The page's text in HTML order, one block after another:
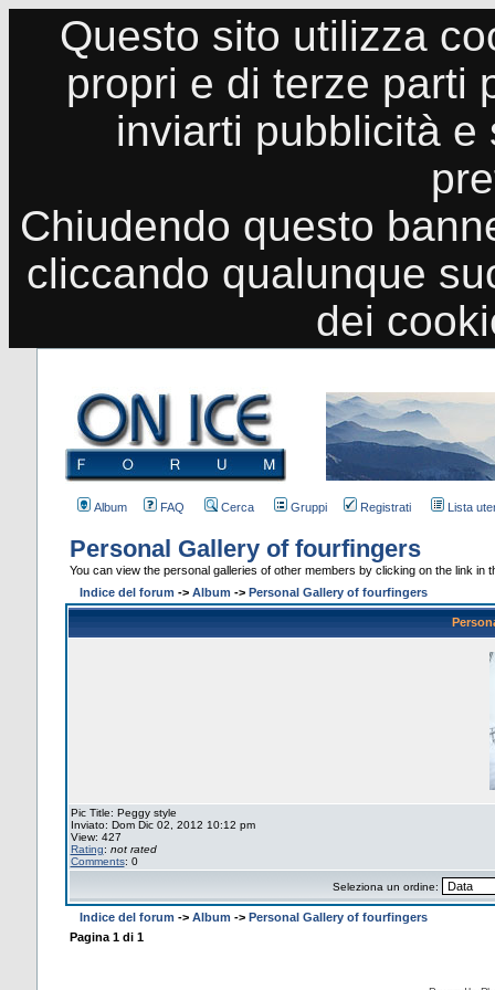
Questo sito utilizza
propri e di terze parti
inviarti pubblicità
Chiudendo questo
cliccando qualunque
dei
Album FAQ Cerca Gruppi Registrati Lista
Personal Gallery of fourfingers
You can view the personal galleries of other members by clicking on the link in
Indice del forum -> Album -> Personal Gallery of fourfingers
Pic Title: Peggy style
Inviato: Dom Dic 02, 2012 10:12 pm
View: 427
Rating: not rated
Comments: 0
Seleziona un ordine:
Indice del forum -> Album -> Personal Gallery of fourfingers
Pagina 1di 1